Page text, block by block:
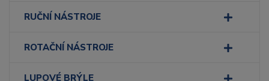
RUČNÍ NÁSTROJE
ROTAČNÍ NÁSTROJE
LUPOVÉ BRÝLE